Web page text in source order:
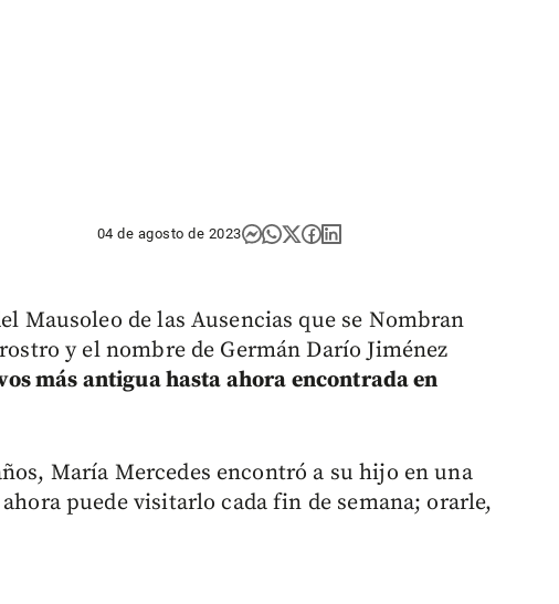
04 de agosto de 2023
Mausoleo de las Ausencias que se Nombran
y el nombre de Germán Darío Jiménez
más antigua hasta ahora encontrada en
María Mercedes encontró a su hijo en una
puede visitarlo cada fin de semana; orarle,